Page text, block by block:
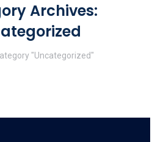
Archives:
"Uncategorized"